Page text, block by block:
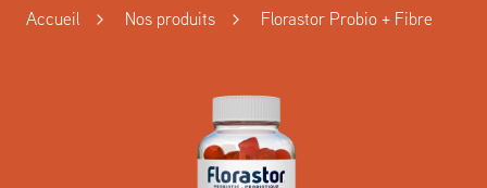
Accueil Nos produits Florastor Probio + Fibre